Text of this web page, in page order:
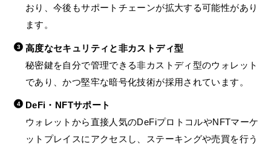
おり、今後もサポートチェーンが拡大する可能性があり
ます。
高度なセキュリティと非カストディ型
秘密鍵を自分で管理できる非カストディ型のウォレット
であり、かつ堅牢な暗号化技術が採用されています。
DeFi・NFTサポート
ウォレットから直接人気のDeFiプロトコルやNFTマーケ
ットプレイスにアクセスし、ステーキングや売買を行う